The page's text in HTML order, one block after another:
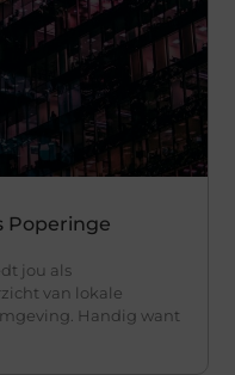
Poperinge
jou als
van lokale
Handig want